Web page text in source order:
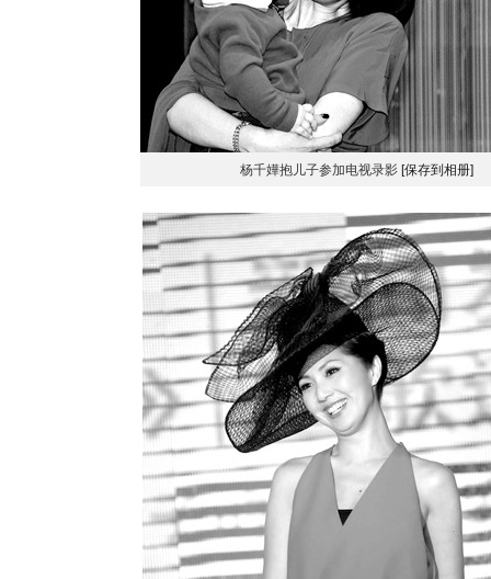
杨千嬅抱儿子参加电视录影 [保存到相册]